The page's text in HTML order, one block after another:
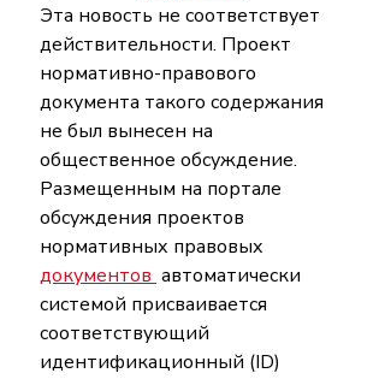
Эта новость не соответствует
действительности. Проект
нормативно-правового
документа такого содержания
не был вынесен на
общественное обсуждение.
Размещенным на портале
обсуждения проектов
нормативных правовых
документов автоматически
системой присваивается
соответствующий
идентификационный (ID)